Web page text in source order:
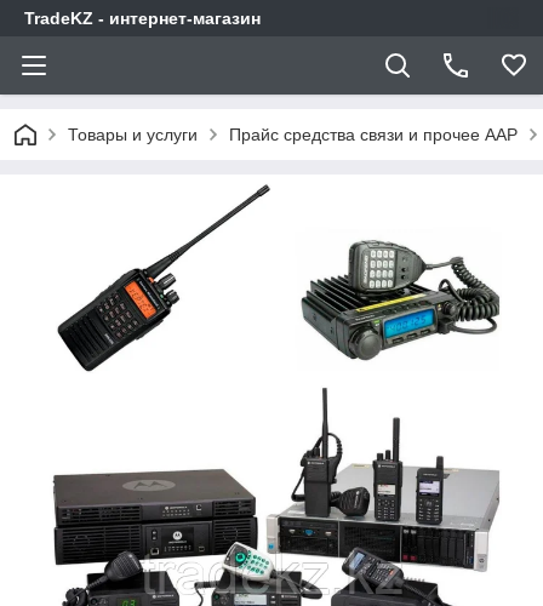
TradeKZ - интернет-магазин
Товары и услуги Прайс средства связи и прочее AAP